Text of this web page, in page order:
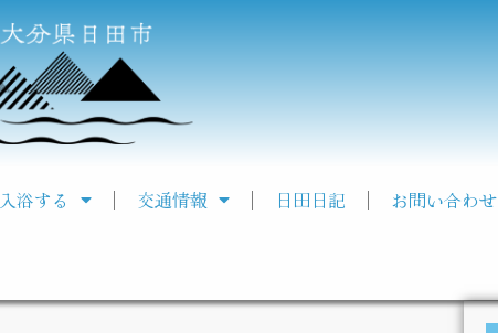
入浴する 交通情報 日田日記 お問い合わせ